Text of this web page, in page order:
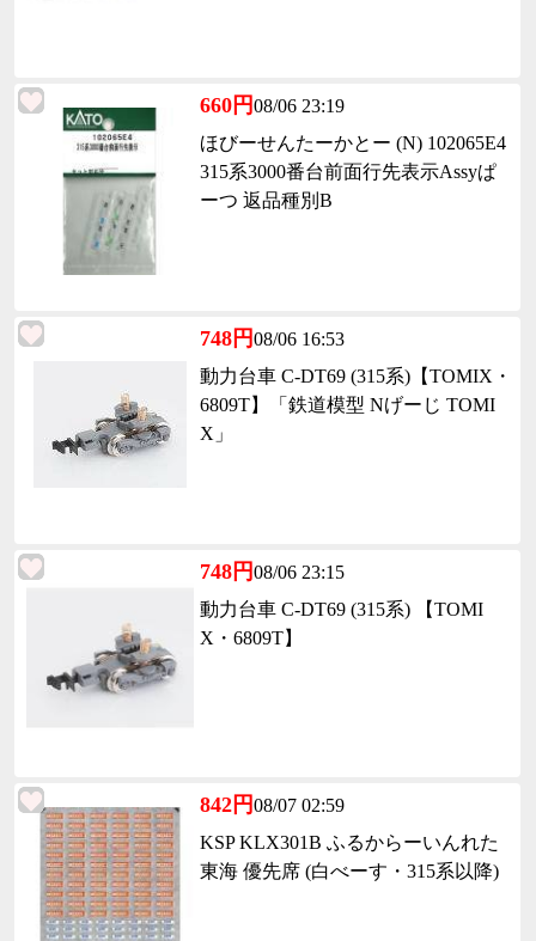
660円08/06 23:19
ほびーせんたーかとー (N) 102065E4
315系3000番台前面行先表示Assyぱ
ーつ 返品種別B
748円08/06 16:53
動力台車 C-DT69 (315系)【TOMIX・
6809T】「鉄道模型 Nげーじ TOMI
X」
748円08/06 23:15
動力台車 C-DT69 (315系) 【TOMI
X・6809T】
842円08/07 02:59
KSP KLX301B ふるからーいんれた
東海 優先席 (白べーす・315系以降)